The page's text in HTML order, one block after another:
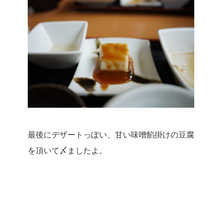
最後にデザートっぽい、甘い味噌餡掛けの豆腐
を頂いて〆ましたよ。